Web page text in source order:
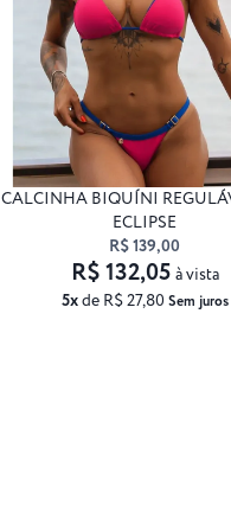
CALCINHA BIQUÍNI
ECLIPSE
R$ 139,00
5xde R$ 27,80 Sem juros
R$ 132,05 à vista